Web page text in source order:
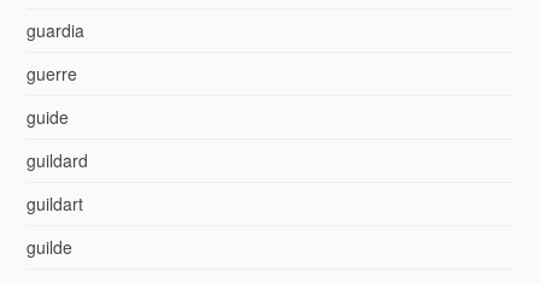
guardia
guerre
guide
guildard
guildart
guilde